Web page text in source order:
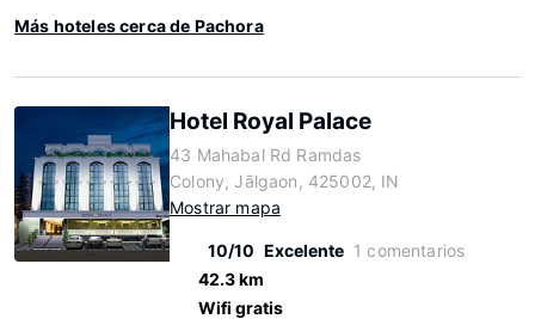
Más hoteles cerca de Pachora
Hotel Royal Palace
43 Mahabal Rd Ramdas
Colony, Jālgaon, 425002, IN
Mostrar mapa
10/10 Excelente 1 comentarios
42.3 km
Wifi gratis